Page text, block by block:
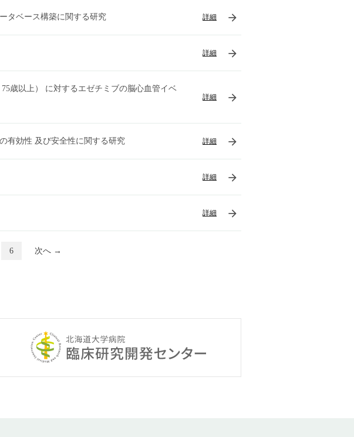
タベース構築に関する研究 詳細 arrow_forward
詳細 arrow_forward
歳以上） に対するエゼチミブの脳心血管イベ
詳細 arrow_forward
有効性 及び安全性に関する研究 詳細 arrow_forward
詳細 arrow_forward
詳細 arrow_forward
6 次へ →